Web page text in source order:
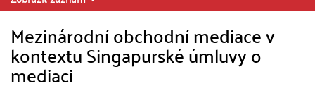
Mezinárodní obchodní mediace v
kontextu Singapurské úmluvy o
mediaci